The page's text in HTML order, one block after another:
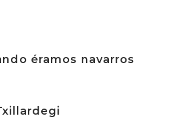
éramos navarros